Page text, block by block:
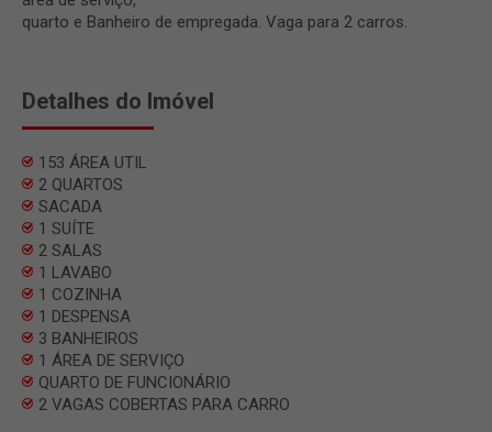
quarto e Banheiro de empregada. Vaga para 2 carros.
Detalhes do Imóvel
153 ÁREA UTIL
2 QUARTOS
SACADA
1 SUÍTE
2 SALAS
1 LAVABO
1 COZINHA
1 DESPENSA
3 BANHEIROS
1 ÁREA DE SERVIÇO
QUARTO DE FUNCIONÁRIO
2 VAGAS COBERTAS PARA CARRO